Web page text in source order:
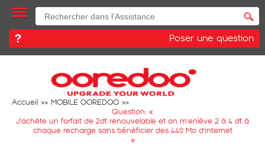
Poser une question
Accueil
MOBILE OOREDOO
Question: «
J'achète un forfait de 2dt renouvelable et on m'enlève 2 à 4 dt à
chaque recharge sans bénéficier des 440 Mo d'internet
»